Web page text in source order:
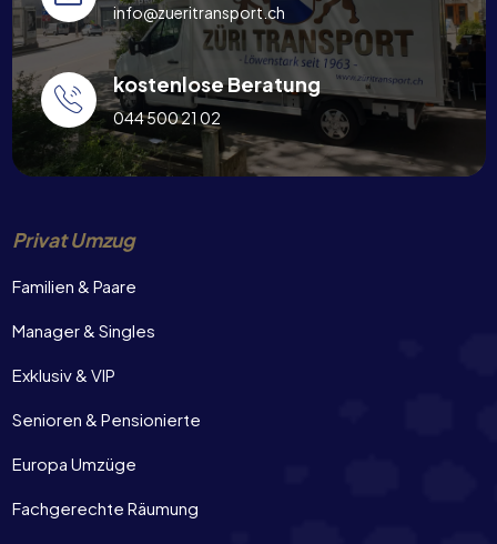
info@zueritransport.ch
kostenlose Beratung
044 500 21 02
Privat Umzug
Familien & Paare
Manager & Singles
Exklusiv & VIP
Senioren & Pensionierte
Europa Umzüge
Fachgerechte Räumung